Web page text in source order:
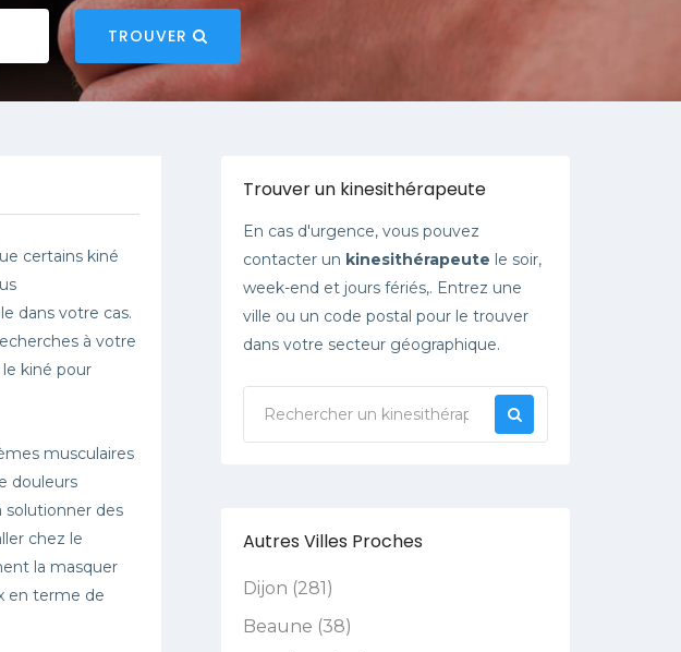
TROUVER
certains kiné
dans votre cas.
à votre
kiné pour
musculaires
douleurs
solutionner des
chez le
la masquer
en terme de
Trouver un kinesithérapeute
En cas d'urgence, vous pouvez
contacter un kinesithérapeute le soir,
week-end et jours fériés,. Entrez une
ville ou un code postal pour le trouver
dans votre secteur géographique.
Autres Villes Proches
Dijon (281)
Beaune (38)